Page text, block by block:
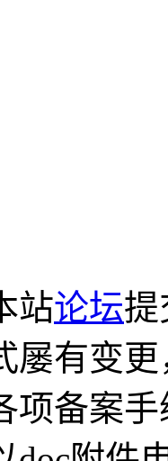
站论坛提
屡有变
项备案